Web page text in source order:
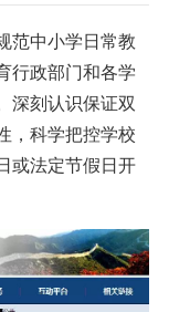
中小学日常教
行政部门和各学
深刻认识保证双
，科学把控学校
或法定节假日开